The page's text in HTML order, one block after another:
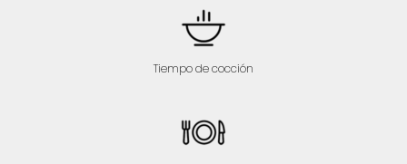
Tiempo de cocción